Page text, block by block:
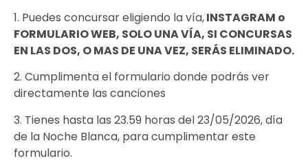
1. Puedes concursar eligiendo la vía,INSTAGRAM o
FORMULARIO WEB, SOLO UNA VÍA, SI CONCURSAS
EN LAS DOS, O MAS DE UNA VEZ, SERÁS ELIMINADO.
2. Cumplimenta el formulario donde podrás ver
directamente las canciones
3. Tienes hasta las 23.59 horas del 23/05/2026, día
de la Noche Blanca, para cumplimentar este
formulario.